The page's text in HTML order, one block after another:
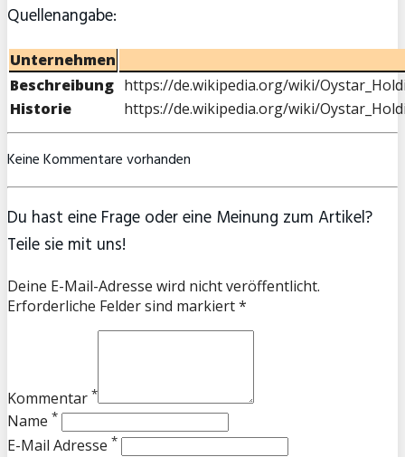
Quellenangabe:
Unternehmen
Beschreibung https://de.wikipedia.org/wiki/
Historie
https://de.wikipedia.org/wiki/
Keine Kommentare vorhanden
Du hast eine Frage oder eine Meinung zum Artikel?
Teile sie mit uns!
Deine E-Mail-Adresse wird nicht veröffentlicht.
Erforderliche Felder sind markiert *
Kommentar *
Name *
E-Mail Adresse *